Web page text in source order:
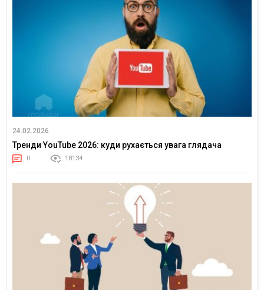
24.02.2026
Тренди YouTube 2026: куди рухається увага глядача
0 18134